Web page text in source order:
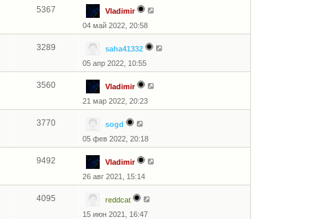
5367
Vladimir
04 май 2022, 20:58
3289
saha41332
05 апр 2022, 10:55
3560
Vladimir
21 мар 2022, 20:23
3770
sogd
05 фев 2022, 20:18
9492
Vladimir
26 авг 2021, 15:14
4095
reddcat
15 июн 2021, 16:47